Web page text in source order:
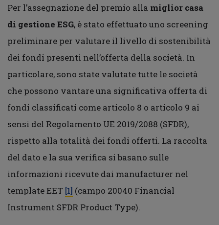
Per l’assegnazione del premio alla miglior casa
di gestione ESG, è stato effettuato uno screening
preliminare per valutare il livello di sostenibilità
dei fondi presenti nell’offerta della società. In
particolare, sono state valutate tutte le società
che possono vantare una significativa offerta di
fondi classificati come articolo 8 o articolo 9 ai
sensi del Regolamento UE 2019/2088 (SFDR),
rispetto alla totalità dei fondi offerti. La raccolta
del dato e la sua verifica si basano sulle
informazioni ricevute dai manufacturer nel
template EET [1] (campo 20040 Financial
Instrument SFDR Product Type).